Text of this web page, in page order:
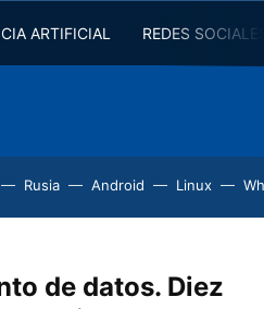
ARTIFICIAL REDES
Rusia Android Linux
de datos. Diez